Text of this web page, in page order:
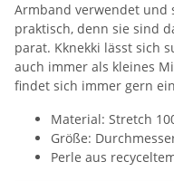
Armband verwendet
praktisch, denn sie sind
parat. Kknekki lässt sich
auch immer als kleines
findet sich immer gern
Material: Stretch
Größe:
Perle aus